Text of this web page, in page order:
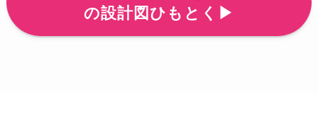
の設計図ひもとく▶